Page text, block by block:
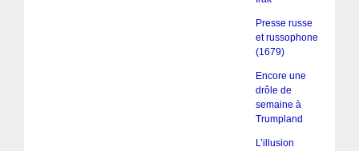
Presse russe
et russophone
(1679)
Encore une
drôle de
semaine à
Trumpland
L’illusion